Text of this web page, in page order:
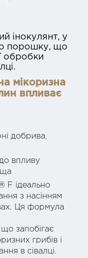
інокулянт, у
порошку, що
обробки
мікоризна
впливає
добрива,
впливу
F ідеально
з насінням
Ця формула
запобігає
грибів і
в сівалці.